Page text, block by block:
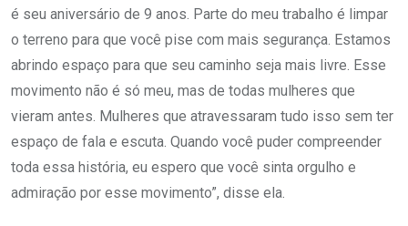
é seu aniversário de 9 anos. Parte do meu trabalho é limpar
o terreno para que você pise com mais segurança. Estamos
abrindo espaço para que seu caminho seja mais livre. Esse
movimento não é só meu, mas de todas mulheres que
vieram antes. Mulheres que atravessaram tudo isso sem ter
espaço de fala e escuta. Quando você puder compreender
toda essa história, eu espero que você sinta orgulho e
admiração por esse movimento”, disse ela.